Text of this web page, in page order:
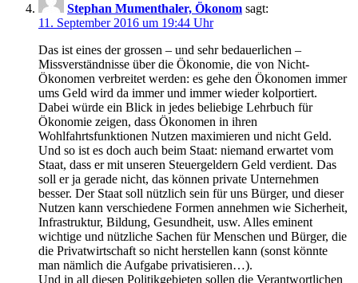
Stephan Mumenthaler, Ökonom sagt:
11. September 2016 um 19:44 Uhr
Das ist eines der grossen – und sehr bedauerlichen –
Missverständnisse über die Ökonomie, die von Nicht-
Ökonomen verbreitet werden: es gehe den Ökonomen immer
ums Geld wird da immer und immer wieder kolportiert.
Dabei würde ein Blick in jedes beliebige Lehrbuch für
Ökonomie zeigen, dass Ökonomen in ihren
Wohlfahrtsfunktionen Nutzen maximieren und nicht Geld.
Und so ist es doch auch beim Staat: niemand erwartet vom
Staat, dass er mit unseren Steuergeldern Geld verdient. Das
soll er ja gerade nicht, das können private Unternehmen
besser. Der Staat soll nützlich sein für uns Bürger, und dieser
Nutzen kann verschiedene Formen annehmen wie Sicherheit,
Infrastruktur, Bildung, Gesundheit, usw. Alles eminent
wichtige und nützliche Sachen für Menschen und Bürger, die
die Privatwirtschaft so nicht herstellen kann (sonst könnte
man nämlich die Aufgabe privatisieren…).
Und in all diesen Politikgebieten sollen die Verantwortlichen